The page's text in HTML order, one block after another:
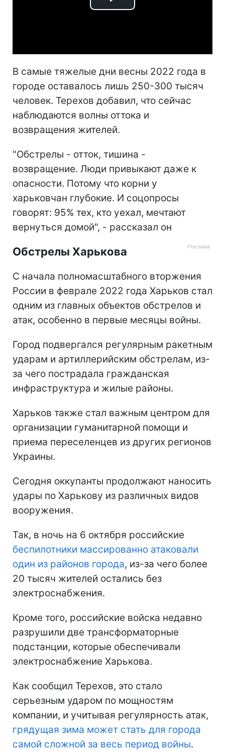
Play
В самые тяжелые дни весны 2022 года в
городе оставалось лишь 250-300 тысяч
человек. Терехов добавил, что сейчас
наблюдаются волны оттока и
возвращения жителей.
"Обстрелы - отток, тишина -
возвращение. Люди привыкают даже к
опасности. Потому что корни у
харьковчан глубокие. И соцопросы
говорят: 95% тех, кто уехал, мечтают
вернуться домой", - рассказал он
Обстрелы Харькова
С начала полномасштабного вторжения
России в феврале 2022 года Харьков стал
одним из главных объектов обстрелов и
атак, особенно в первые месяцы войны.
Город подвергался регулярным ракетным
ударам и артиллерийским обстрелам, из-
за чего пострадала гражданская
инфраструктура и жилые районы.
Харьков также стал важным центром для
организации гуманитарной помощи и
приема переселенцев из других регионов
Украины.
Сегодня оккупанты продолжают наносить
удары по Харькову из различных видов
вооружения.
Так, в ночь на 6 октября российские
беспилотники массированно атаковали
один из районов города, из-за чего более
20 тысяч жителей остались без
электроснабжения.
Кроме того, российские войска недавно
разрушили две трансформаторные
подстанции, которые обеспечивали
электроснабжение Харькова.
Как сообщил Терехов, это стало
серьезным ударом по мощностям
компании, и учитывая регулярность атак,
грядущая зима может стать для города
самой сложной за весь период войны.